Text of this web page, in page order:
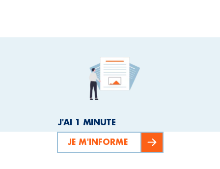
J'AI 1 MINUTE
JE M'INFORME